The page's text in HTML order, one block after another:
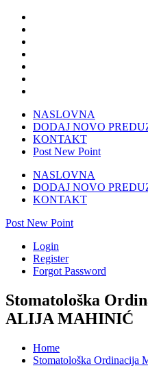
NASLOVNA
DODAJ NOVO
KONTAKT
Post New Point
NASLOVNA
DODAJ NOVO
KONTAKT
Post New Point
Login
Register
Forgot Password
Stomatološka
ALIJA MAHINIĆ
Home
Stomatološka